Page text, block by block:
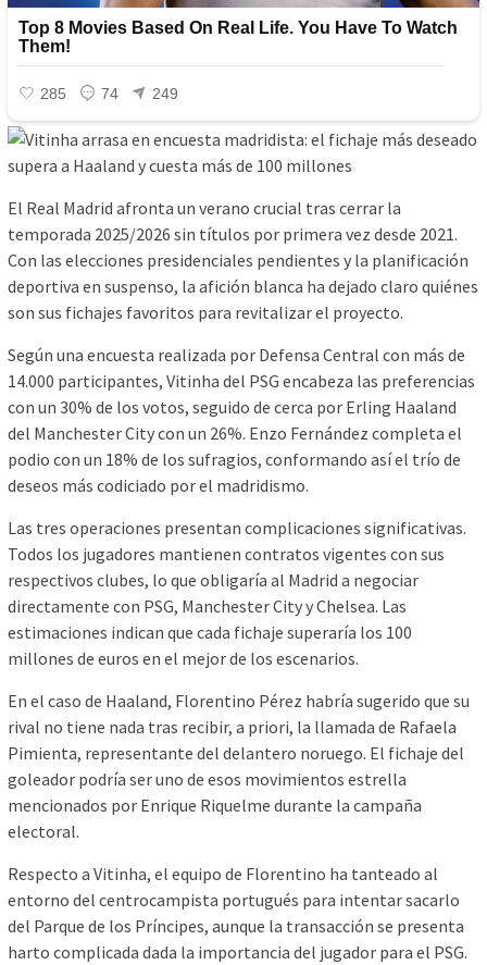
El Real Madrid afronta un verano crucial tras cerrar la
temporada 2025/2026 sin títulos por primera vez desde 2021.
Con las elecciones presidenciales pendientes y la planificación
deportiva en suspenso, la afición blanca ha dejado claro quiénes
son sus fichajes favoritos para revitalizar el proyecto.
Según una encuesta realizada por Defensa Central con más de
14.000 participantes, Vitinha del PSG encabeza las preferencias
con un 30% de los votos, seguido de cerca por Erling Haaland
del Manchester City con un 26%. Enzo Fernández completa el
podio con un 18% de los sufragios, conformando así el trío de
deseos más codiciado por el madridismo.
Las tres operaciones presentan complicaciones significativas.
Todos los jugadores mantienen contratos vigentes con sus
respectivos clubes, lo que obligaría al Madrid a negociar
directamente con PSG, Manchester City y Chelsea. Las
estimaciones indican que cada fichaje superaría los 100
millones de euros en el mejor de los escenarios.
En el caso de Haaland, Florentino Pérez habría sugerido que su
rival no tiene nada tras recibir, a priori, la llamada de Rafaela
Pimienta, representante del delantero noruego. El fichaje del
goleador podría ser uno de esos movimientos estrella
mencionados por Enrique Riquelme durante la campaña
electoral.
Respecto a Vitinha, el equipo de Florentino ha tanteado al
entorno del centrocampista portugués para intentar sacarlo
del Parque de los Príncipes, aunque la transacción se presenta
harto complicada dada la importancia del jugador para el PSG.